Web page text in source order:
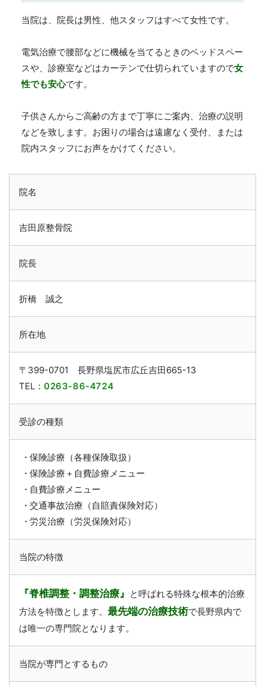
当院は、院長は男性、他スタッフはすべて女性です。
電気治療で腰部などに機械を当てるときのベッドスペー
スや、診療室などはカーテンで仕切られていますので女
性でも安心です。
子供さんからご高齢の方まで丁寧にご案内、治療の説明
などを致します。お困りの場合は遠慮なく受付、または
院内スタッフにお声をかけてください。
院名
吉田原整骨院
院長
折橋 誠之
所在地
〒399-0701 長野県塩尻市広丘吉田665-13
TEL： 0263-86-4724
受診の種類
保険診療（各種保険取扱）
保険診療＋自費診療メニュー
自費診療メニュー
交通事故治療（自賠責保険対応）
労災治療（労災保険対応）
当院の特徴
『脊椎調整・調整治療』 と呼ばれる特殊な根本的治療
方法を特徴とします。 最先端の治療技術で長野県内で
は唯一の専門院となります。
当院が専門とするもの